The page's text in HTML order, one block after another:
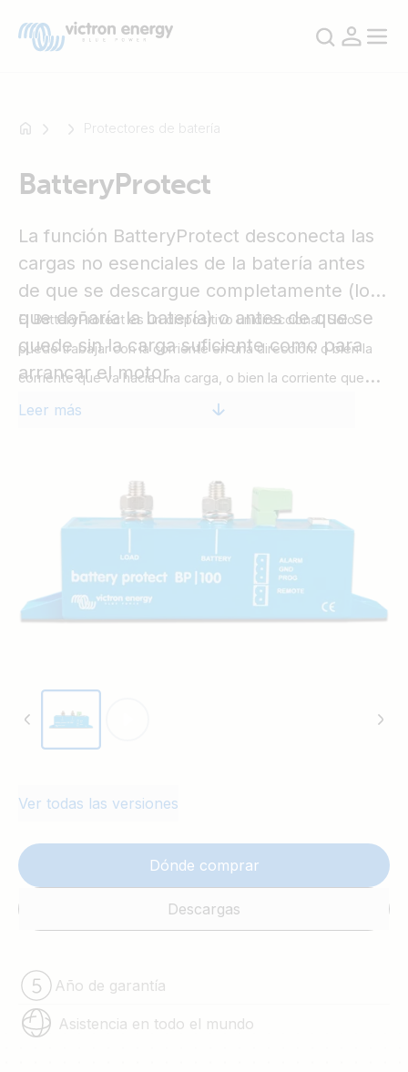
SmartSolar
Multiplus-
Orion
XS
SmartShunt
Protectores de batería
BatteryProtect
La función BatteryProtect desconecta las
cargas no esenciales de la batería antes
de que se descargue completamente (lo
que dañaría la batería) o antes de que se
quede sin la carga suficiente como para
arrancar el motor.
El BatteryProtect es un dispositivo unidireccional. Solo
puede trabajar con la corriente en una dirección: o bien la
corriente que va hacia una carga, o bien la corriente que
procede de un cargador, pero no las dos al mismo tiempo.
se conecta la batería al terminal de Batería, y en caso de
que se use con un cargador, se conecta el cargador al
terminal de Batería.
Leer más
Ver todas las versiones
Dónde comprar
Descargas
Año de garantía
Asistencia en todo el mundo